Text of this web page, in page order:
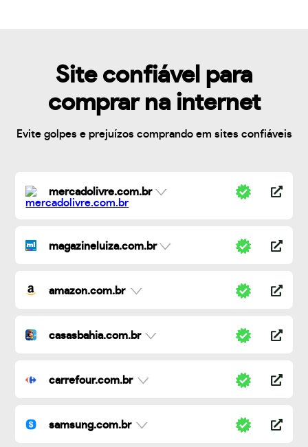
Site confiável para
comprar na internet
Evite golpes e prejuízos comprando em sites confiáveis
mercadolivre.com.br
magazineluiza.com.br
amazon.com.br
casasbahia.com.br
carrefour.com.br
samsung.com.br